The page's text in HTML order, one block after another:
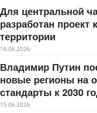
Для центральной
разработан проект
территории
16.06.2026
Владимир Путин
новые регионы на
стандарты к 2030
15.06.2026